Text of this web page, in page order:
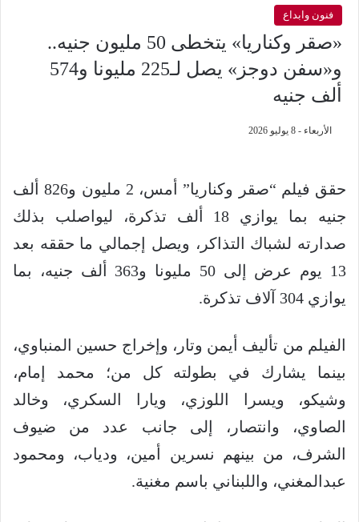
فنون وابداع
«صقر وكناريا» يتخطى 50 مليون جنيه..
و«سفن دوجز» يصل لـ225 مليونا و574
ألف جنيه
الأربعاء - 8 يوليو 2026
حقق فيلم “صقر وكناريا” أمس، 2 مليون و826 ألف
جنيه بما يوازي 18 ألف تذكرة، ليواصلب بذلك
صدارته لشباك التذاكر، ويصل إجمالي ما حققه بعد
13 يوم عرض إلى 50 مليونا و363 ألف جنيه، بما
يوازي 304 آلاف تذكرة.
الفيلم من تأليف أيمن وتار، وإخراج حسين المنباوي،
بينما يشارك في بطولته كل من؛ محمد إمام،
وشيكو، ويسرا اللوزي، ويارا السكري، وخالد
الصاوي، وانتصار، إلى جانب عدد من ضيوف
الشرف، من بينهم نسرين أمين، ودياب، ومحمود
عبدالمغني، واللبناني باسم مغنية.